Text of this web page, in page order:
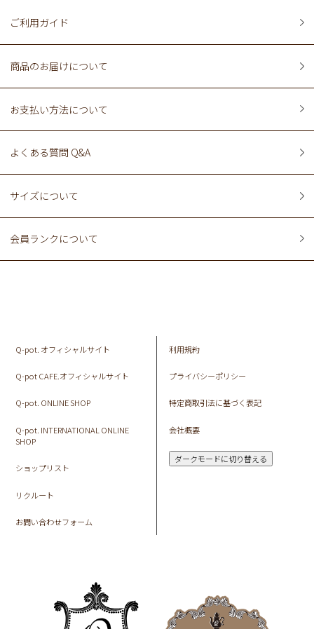
ご利用ガイド
商品のお届けについて
お支払い方法について
よくある質問 Q&A
サイズについて
会員ランクについて
Q-pot. オフィシャルサイト
Q-pot CAFE.オフィシャルサイト
Q-pot. ONLINE SHOP
Q-pot. INTERNATIONAL ONLINE
SHOP
ショップリスト
リクルート
お問い合わせフォーム
利用規約
プライバシーポリシー
特定商取引法に基づく表記
会社概要
ダークモードに切り替える